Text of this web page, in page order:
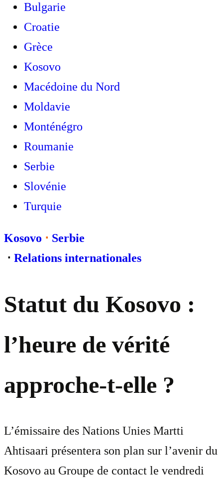
Bulgarie
Croatie
Grèce
Kosovo
Macédoine du Nord
Moldavie
Monténégro
Roumanie
Serbie
Slovénie
Turquie
Kosovo ⋅ Serbie
⋅ Relations internationales
Statut du Kosovo :
l’heure de vérité
approche-t-elle ?
L’émissaire des Nations Unies Martti
Ahtisaari présentera son plan sur l’avenir du
Kosovo au Groupe de contact le vendredi